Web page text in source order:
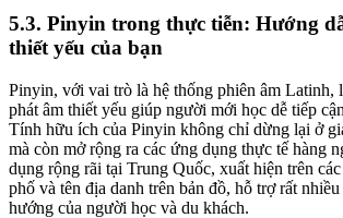
5.3. Pinyin trong thực tiễn: Hướng
thiết yếu của bạn
Pinyin, với vai trò là hệ thống phiên âm Latinh,
phát âm thiết yếu giúp người mới học dễ tiếp
Tính hữu ích của Pinyin không chỉ dừng lại ở
mà còn mở rộng ra các ứng dụng thực tế hàng
dụng rộng rãi tại Trung Quốc, xuất hiện trên
phố và tên địa danh trên bản đồ, hỗ trợ rất
hướng của người học và du khách.